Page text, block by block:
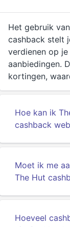
Het gebruik
cashback stelt
verdienen op
aanbiedingen.
kortingen,
Hoe kan ik
cashback
Moet ik me
The Hut
Hoeveel